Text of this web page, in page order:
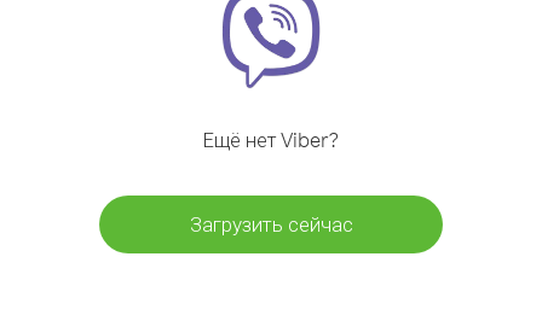
Ещё нет Viber?
Загрузить сейчас